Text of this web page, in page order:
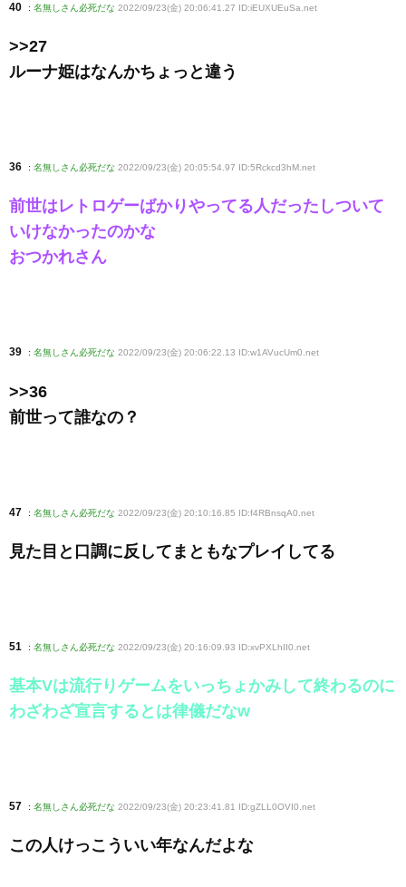
40 : 名無しさん必死だな 2022/09/23(金) 20:06:41.27 ID:iEUXUEuSa .net
>>27
ルーナ姫はなんかちょっと違う
36 : 名無しさん必死だな 2022/09/23(金) 20:05:54.97 ID:5Rckcd3hM.net
前世はレトロゲーばかりやってる人だったしついて
いけなかったのかな
おつかれさん
39 : 名無しさん必死だな 2022/09/23(金) 20:06:22.13 ID:w1AVucUm0.net
>>36
前世って誰なの？
47 : 名無しさん必死だな 2022/09/23(金) 20:10:16.85 ID:f4RBnsqA0 .net
見た目と口調に反してまともなプレイしてる
51 : 名無しさん必死だな 2022/09/23(金) 20:16:09.93 ID:xvPXLhII0 .net
基本Vは流行りゲームをいっちょかみして終わるのに
わざわざ宣言するとは律儀だなw
57 : 名無しさん必死だな 2022/09/23(金) 20:23:41.81 ID:gZLL0OVI0 .net
この人けっこういい年なんだよな